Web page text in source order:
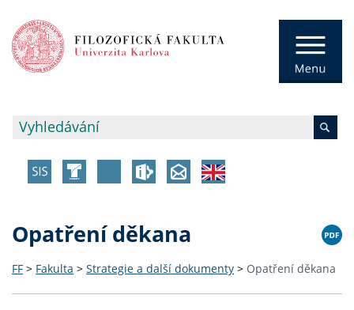
Opatření děkana
FF > Fakulta > Strategie a další dokumenty > Opatření děkana